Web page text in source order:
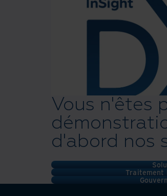
Vous n'êtes
d'abord nos
Traitement